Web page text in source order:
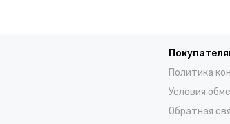
Политика
Условия
Обратная